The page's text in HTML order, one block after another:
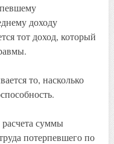
доходу
тот доход, который
то, насколько
расчета суммы
потерпевшего по